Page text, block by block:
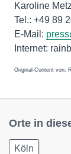
Karoline Metz
Tel.: +49 89
E-Mail:
Internet:
Original-Content von:
Orte in
Köln